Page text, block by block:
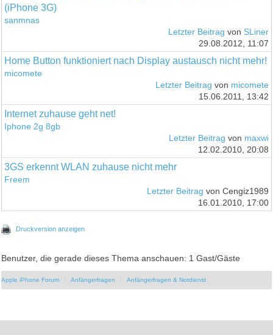
(iPhone 3G)
sanmnas
Letzter Beitrag von SLiner
29.08.2012, 11:07
Home Button funktioniert nach Display austausch nicht mehr!
micomete
Letzter Beitrag von micomete
15.06.2011, 13:42
Internet zuhause geht net!
Iphone 2g 8gb
Letzter Beitrag von maxwi
12.02.2010, 20:08
3GS erkennt WLAN zuhause nicht mehr
Freem
Letzter Beitrag von Cengiz1989
16.01.2010, 17:00
Druckversion anzeigen
Benutzer, die gerade dieses Thema anschauen: 1 Gast/Gäste
Apple iPhone Forum Anfängerfragen Anfängerfragen & Notdienst